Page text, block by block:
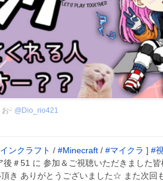
ᵕ̈ @ Dio_rio421
ンクラフト / #Minecraft / #マイクラ ] #
後＃51 に 参加＆ご視聴いただきました
き ありがとうございました☆ また次回